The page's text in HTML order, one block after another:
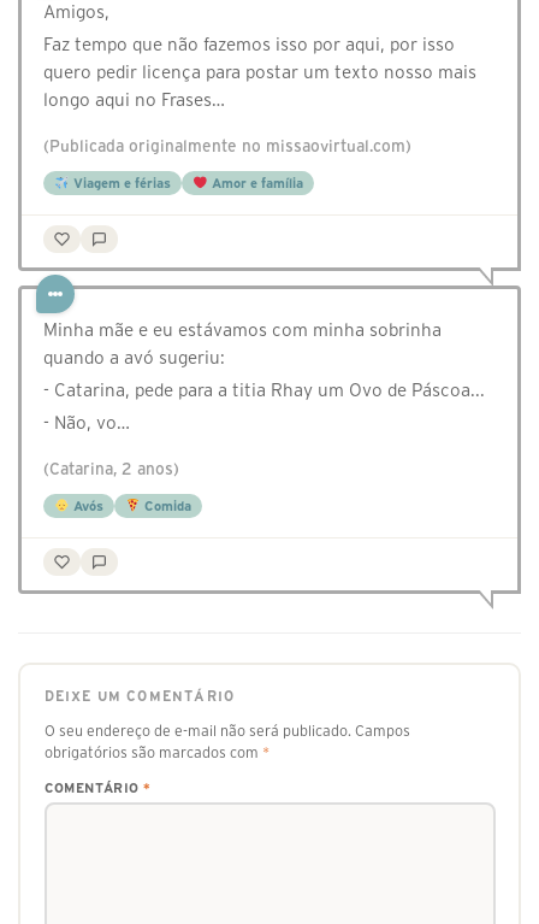
Amigos,
Faz tempo que não fazemos isso por aqui, por isso
quero pedir licença para postar um texto nosso mais
longo aqui no Frases…
(Publicada originalmente no missaovirtual.com)
Viagem e férias Amor e família
Minha mãe e eu estávamos com minha sobrinha
quando a avó sugeriu:
- Catarina, pede para a titia Rhay um Ovo de Páscoa...
- Não, vo…
(Catarina, 2 anos)
Avós Comida
DEIXE UM COMENTÁRIO
O seu endereço de e-mail não será publicado. Campos
obrigatórios são marcados com *
COMENTÁRIO *